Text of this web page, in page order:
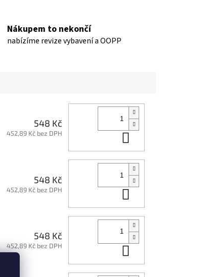
Nákupem to nekončí
nabízíme revize vybavení a OOPP
548 Kč
452,89 Kč bez DPH
548 Kč
452,89 Kč bez DPH
548 Kč
452,89 Kč bez DPH